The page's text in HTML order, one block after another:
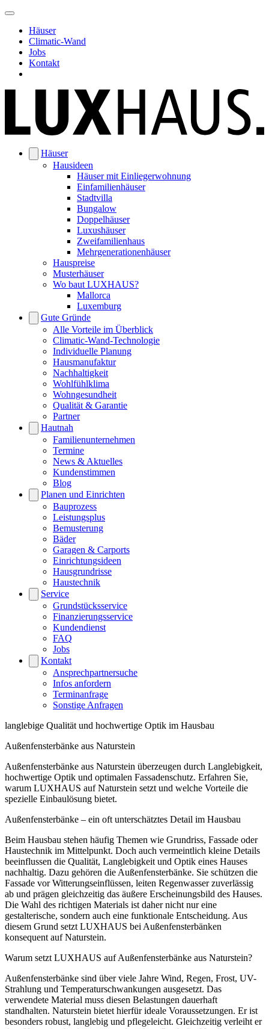
Häuser
Climatic-Wand
Jobs
Kontakt
Häuser
Hausideen
Häuser mit Einliegerwohnung
Einfamilienhäuser
Stadtvilla
Bungalow
Doppelhäuser
Luxushäuser
Zweifamilienhaus
Mehrgenerationenhäuser
Hauspreise
Musterhäuser
Wo baut LUXHAUS?
Mallorca
Luxemburg
Gute Gründe
Alle Vorteile im Überblick
Climatic-Wand-Technologie
Individuelle Planung
Hausmanufaktur
Nachhaltigkeit
Wohlfühlklima
Wohngesundheit
Qualität & Garantie
Partner
Hautnah
Familienunternehmen
Termine
News & Aktuelles
Kundenstimmen
Blog
Planen und Einrichten
Bauprozess
Leistungsplus
Bemusterung
Bäder
Garagen & Carports
Einrichtungsideen
Hausgrundrisse
Haustechnik
Service
Grundstücksservice
Finanzierungsservice
Kundendienst
FAQ
Jobs
Kontakt
Ansprechpartnersuche
Infos anfordern
Terminanfrage
Sonstige Anfragen
langlebige Qualität und hochwertige Optik im Hausbau
Außenfensterbänke aus Naturstein
Außenfensterbänke aus Naturstein überzeugen durch Langlebigkeit,
hochwertige Optik und optimalen Fassadenschutz. Erfahren Sie,
warum LUXHAUS auf Naturstein setzt und welche Vorteile die
spezielle Einbaulösung bietet.
Außenfensterbänke – ein oft unterschätztes Detail im Hausbau
Beim Hausbau stehen häufig Themen wie Grundriss, Fassade oder
Haustechnik im Mittelpunkt. Doch auch vermeintlich kleine Details
beeinflussen die Qualität, Langlebigkeit und Optik eines Hauses
nachhaltig. Dazu gehören die Außenfensterbänke. Sie schützen die
Fassade vor Witterungseinflüssen, leiten Regenwasser zuverlässig
ab und prägen gleichzeitig das äußere Erscheinungsbild des Hauses.
Die Wahl des richtigen Materials ist daher nicht nur eine
gestalterische, sondern auch eine funktionale Entscheidung. Aus
diesem Grund setzt LUXHAUS bei Außenfensterbänken
konsequent auf Naturstein.
Warum setzt LUXHAUS auf Außenfensterbänke aus Naturstein?
Außenfensterbänke sind über viele Jahre Wind, Regen, Frost, UV-
Strahlung und Temperaturschwankungen ausgesetzt. Das
verwendete Material muss diesen Belastungen dauerhaft
standhalten. Naturstein bietet hierfür ideale Voraussetzungen. Er ist
besonders robust, langlebig und pflegeleicht. Gleichzeitig verleiht er